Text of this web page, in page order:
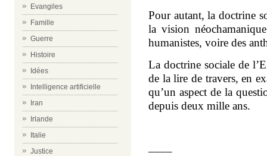
Evangiles
Famille
Guerre
Histoire
Idées
Intelligence artificielle
Iran
Irlande
Italie
Justice
Pour autant, la doctrine
la vision
humanistes, voire des
La doctrine sociale de
de la lire de travers, en
qu’un aspect de la
depuis deux mille ans.